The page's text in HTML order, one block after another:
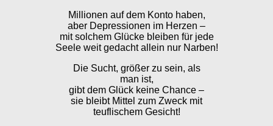
Millionen auf dem Konto haben,
aber Depressionen im Herzen –
mit solchem Glücke bleiben für jede
Seele weit gedacht allein nur Narben!
Die Sucht, größer zu sein, als
man ist,
gibt dem Glück keine Chance –
sie bleibt Mittel zum Zweck mit
teuflischem Gesicht!